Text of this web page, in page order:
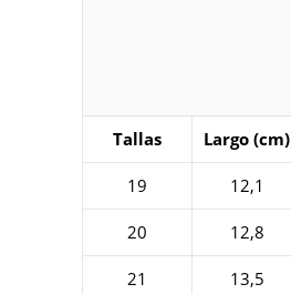
Tallas Largo (cm)
19 12,1
20 12,8
21 13,5